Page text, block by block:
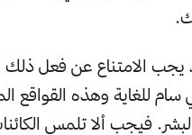
يجب الامتناع عن فعل ذلك
سام للغاية وهذه القواقع
فيجب ألا تلمس